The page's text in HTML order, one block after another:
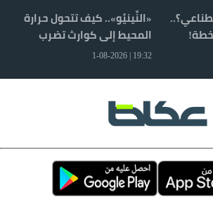
«النِّينيُو».. كيف تتحول حرارة
المحيط إلى كوارث تضرب
العالم؟
19:32 | 1-08-2026